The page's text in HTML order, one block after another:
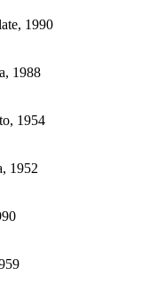
1990
1988
1954
1952